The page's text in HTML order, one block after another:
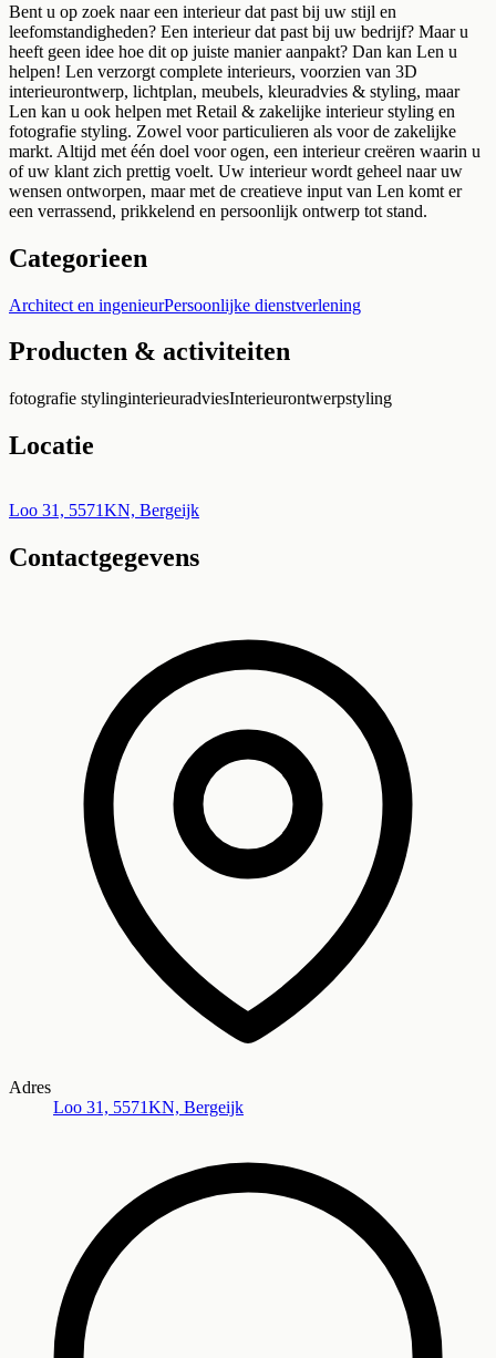
Bent u op zoek naar een interieur dat past bij uw stijl en
leefomstandigheden? Een interieur dat past bij uw bedrijf? Maar u
heeft geen idee hoe dit op juiste manier aanpakt? Dan kan Len u
helpen! Len verzorgt complete interieurs, voorzien van 3D
interieurontwerp, lichtplan, meubels, kleuradvies & styling, maar
Len kan u ook helpen met Retail & zakelijke interieur styling en
fotografie styling. Zowel voor particulieren als voor de zakelijke
markt. Altijd met één doel voor ogen, een interieur creëren waarin u
of uw klant zich prettig voelt. Uw interieur wordt geheel naar uw
wensen ontworpen, maar met de creatieve input van Len komt er
een verrassend, prikkelend en persoonlijk ontwerp tot stand.
Categorieen
Architect en ingenieurPersoonlijke dienstverlening
Producten & activiteiten
fotografie stylinginterieuradviesInterieurontwerpstyling
Locatie
+
−
Loo 31, 5571KN, Bergeijk
Contactgegevens
Adres
Loo 31, 5571KN, Bergeijk